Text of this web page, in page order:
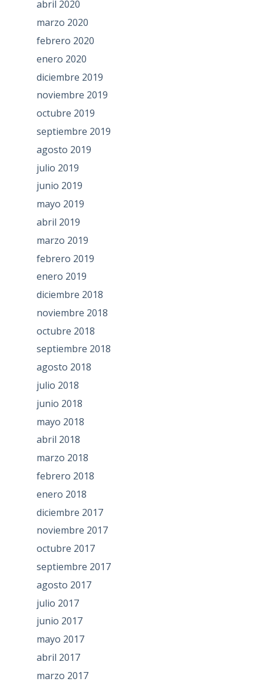
abril 2020
marzo 2020
febrero 2020
enero 2020
diciembre 2019
noviembre 2019
octubre 2019
septiembre 2019
agosto 2019
julio 2019
junio 2019
mayo 2019
abril 2019
marzo 2019
febrero 2019
enero 2019
diciembre 2018
noviembre 2018
octubre 2018
septiembre 2018
agosto 2018
julio 2018
junio 2018
mayo 2018
abril 2018
marzo 2018
febrero 2018
enero 2018
diciembre 2017
noviembre 2017
octubre 2017
septiembre 2017
agosto 2017
julio 2017
junio 2017
mayo 2017
abril 2017
marzo 2017